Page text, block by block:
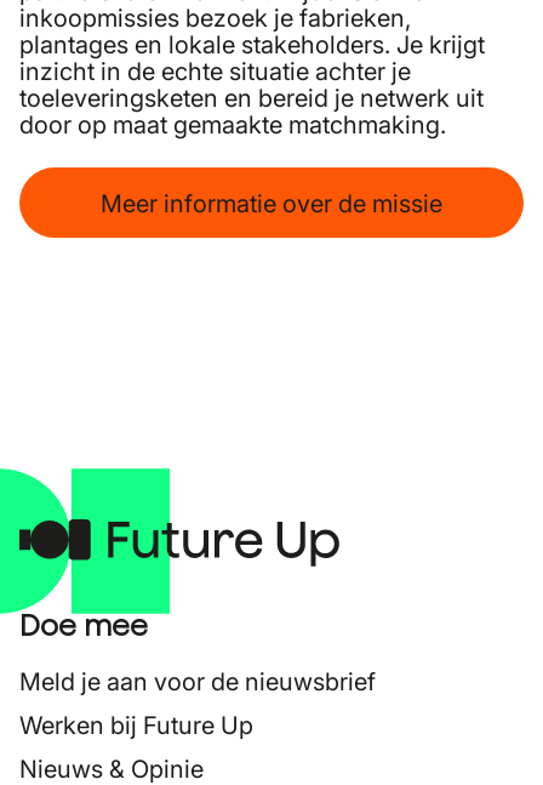
inkoopmissies bezoek je fabrieken,
plantages en lokale stakeholders. Je krijgt
inzicht in de echte situatie achter je
toeleveringsketen en bereid je netwerk uit
door op maat gemaakte matchmaking.
Meer informatie over de missie
Doe mee
Meld je aan voor de nieuwsbrief
Werken bij Future Up
Nieuws & Opinie